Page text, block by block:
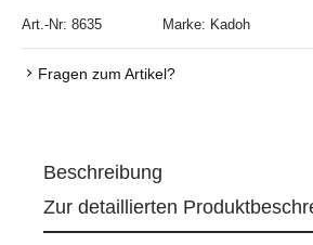
Art.-Nr: 8635 Marke: Kadoh
Fragen zum Artikel?
Beschreibung
Zur detaillierten